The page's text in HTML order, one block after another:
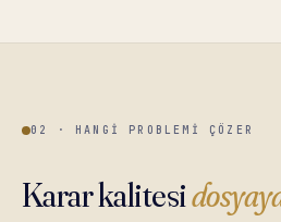
02 · HANGI PROBLEMI ÇÖZER
Karar kalitesi